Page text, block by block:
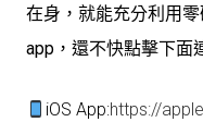
在身，就能充分利用
app，還不快點擊下面
iOS App:https://